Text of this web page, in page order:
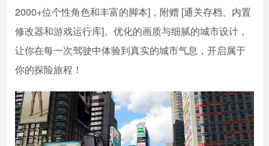
2000+位个性角色和丰富的脚本]，附赠 [通关存档、内置
修改器和游戏运行库]。优化的画质与细腻的城市设计，
让你在每一次驾驶中体验到真实的城市气息，开启属于
你的探险旅程！